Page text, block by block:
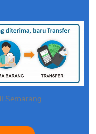
Semarang